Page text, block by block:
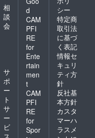
相
談
会
サ
ポ
ー
ト
サ
ー
ビ
d
CAM
PFI
RE
for
Ente
rtain
men
t
CAM
PFI
RE
for
Spor
シー
特定商
取引法
に基づ
く表記
情報セ
キュリ
ティ方
針
反社基
本方針
カスタ
マーハ
ラスメ